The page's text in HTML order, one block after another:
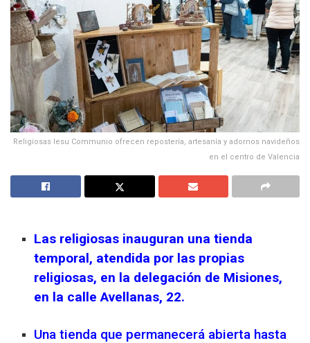
Religiosas Iesu Communio ofrecen repostería, artesanía y adornos navideños
en el centro de Valencia
Las religiosas inauguran una tienda
temporal, atendida por las propias
religiosas, en la delegación de Misiones,
en la calle Avellanas, 22.
Una tienda que permanecerá abierta hasta